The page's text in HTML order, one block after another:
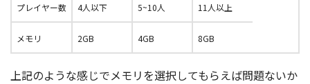
プレイヤー数 4人以下 5~10人 11人以上
メモリ 2GB 4GB 8GB
上記のような感じでメモリを選択してもらえば問題ないか